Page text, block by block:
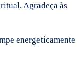
Agradeça às
energeticamente